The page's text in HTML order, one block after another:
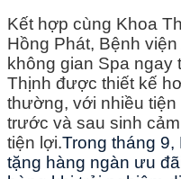
Kết hợp cùng Khoa
Hồng Phát, Bệnh
không gian Spa ngay
Thịnh được thiết kế
thường, với nhiều
trước và sau sinh
tiện lợi.Trong tháng 9,
tặng hàng ngàn ưu